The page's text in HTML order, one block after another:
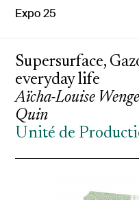
Expo 25
Supersurface,
everyday life
Aïcha-Louise
Quin
Unité de